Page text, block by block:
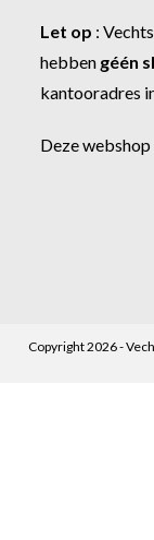
Let op :
hebben géén
kantooradres
Deze
Copyright 2026 -